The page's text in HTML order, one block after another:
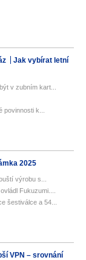
Jak vybírat letní
v zubním kart...
k...
2025
výrobu s...
Fukuzumi....
šestiválce a 54...
VPN – srovnání